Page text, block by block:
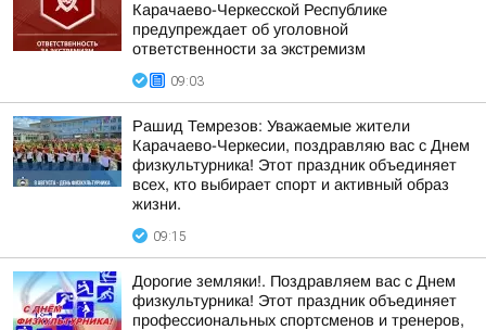
Карачаево-Черкесской Республике
предупреждает об уголовной
ответственности за экстремизм
09:03
Рашид Темрезов: Уважаемые жители
Карачаево-Черкесии, поздравляю вас с Днем
физкультурника! Этот праздник объединяет
всех, кто выбирает спорт и активный образ
жизни.
09:15
Дорогие земляки!. Поздравляем вас с Днем
физкультурника! Этот праздник объединяет
профессиональных спортсменов и тренеров,